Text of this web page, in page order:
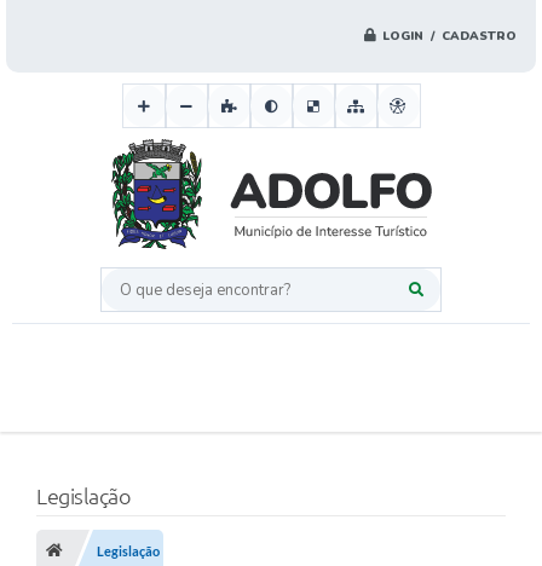
LOGIN / CADASTRO
O que deseja encontrar?
Legislação
Legislação